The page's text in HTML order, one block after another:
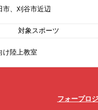
、刈谷市近辺
対象スポーツ
け陸上教室
フォープロ